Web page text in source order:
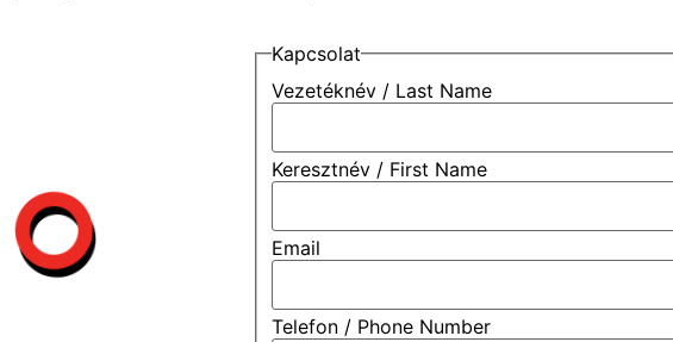
Kapcsolat
Vezetéknév / Last Name
Keresztnév / First Name
Email
Telefon / Phone Number